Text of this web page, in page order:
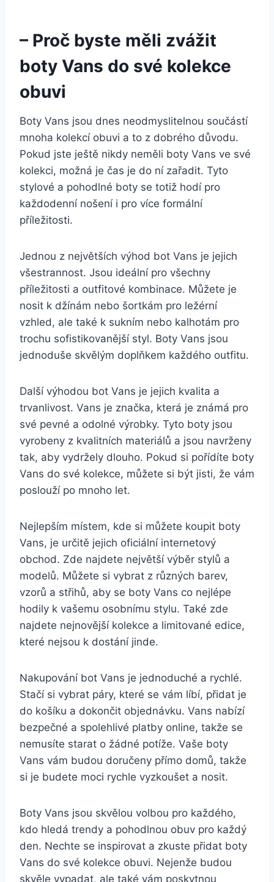
– Proč‌ byste měli zvážit
boty Vans ‍do své kolekce
obuvi
Boty Vans jsou dnes neodmyslitelnou součástí
mnoha kolekcí obuvi a to z dobrého důvodu.
Pokud jste ještě nikdy neměli boty Vans ve své
kolekci, možná je čas ‍je do ní⁣ zařadit. Tyto
stylové a pohodlné boty se totiž hodí pro
každodenní ‌nošení i pro více formální
příležitosti.
Jednou z ‌největších výhod bot Vans je jejich
všestrannost.‍ Jsou ideální pro všechny
příležitosti a outfitové kombinace. Můžete je
nosit k džínám nebo šortkám pro ležérní
vzhled,‍ ale také k sukním nebo ‌kalhotám pro
trochu sofistikovanější styl. Boty Vans jsou
jednoduše ​skvělým doplňkem každého outfitu.
Další‍ výhodou bot Vans je ‍jejich kvalita⁣ a
trvanlivost. Vans ⁣je značka, ⁢která je známá pro
své pevné a odolné výrobky. Tyto boty jsou
vyrobeny z kvalitních materiálů a jsou navrženy‌
tak,​ aby vydržely dlouho.⁤ Pokud si pořídíte boty
Vans do své kolekce,⁢ můžete si ⁣být jisti, že vám
poslouží po mnoho let.
Nejlepším místem, kde si můžete koupit boty
Vans, je určitě jejich oficiální internetový
obchod. ‍Zde najdete největší výběr stylů a
modelů. Můžete si vybrat z různých barev,
vzorů a střihů, aby se boty‌ Vans co nejlépe‍
hodily k vašemu osobnímu ‍stylu. Také zde
najdete nejnovější kolekce⁣ a limitované edice,
⁤které nejsou k dostání jinde.
Nakupování bot Vans je jednoduché a rychlé.
Stačí si vybrat páry, které se vám líbí,⁢ přidat je
do košíku a dokončit objednávku.​ Vans nabízí
bezpečné a spolehlivé platby online, takže se⁤
nemusíte starat o žádné potíže. Vaše boty
Vans ‌vám budou doručeny přímo domů, takže
si‌ je budete moci rychle vyzkoušet a nosit.
Boty Vans jsou skvělou volbou pro každého,
kdo hledá ⁣trendy a ​pohodlnou obuv pro každý
den. Nechte se inspirovat a zkuste přidat⁢ boty
Vans do své kolekce obuvi. Nejenže budou
skvěle vypadat, ale také⁢ vám poskytnou